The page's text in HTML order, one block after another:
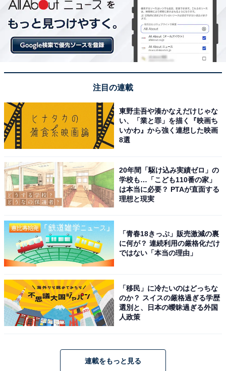
楽天トラベルの「5と0のつく日」キャンペーンと
は？
楽天トラベルでは、毎月5日・10日・15日・20日・25
ー＆予約をすると、宿泊料金が特別価格になるほか、ポ
さらに、キャンペーン対象施設の中には、期間限定のス
ペシャルプランや豪華特典が付く場合もあります。旅行
う。
楽天トラベルでキャンペーンを見る
※掲載されている情報は記事公開時のものです。あらか
じめご了承ください。また、記事中の宿泊プランを予約
すると、売上の一部がオールアバウトに還元されること
この記事の執筆者： All About ニュース 旅行
注目の連載
東野圭吾や湊かなえだけじゃな
い、「業と罪」を描く『映画ち
いかわ』から強く連想した映画
8選
20年間「駆け込み実績ゼロ」の
学校も…「こども110番の家」
は本当に必要？ PTAが直面する
理想と現実
「青春18きっぷ」販売激減の裏
に何が？ 連続利用の厳格化だけ
ではない「本当の理由」
「移民」に冷たいのはどっちな
のか？ スイスの厳格過ぎる学歴
選別と、日本の曖昧過ぎる外国
人政策
連載をもっと見る